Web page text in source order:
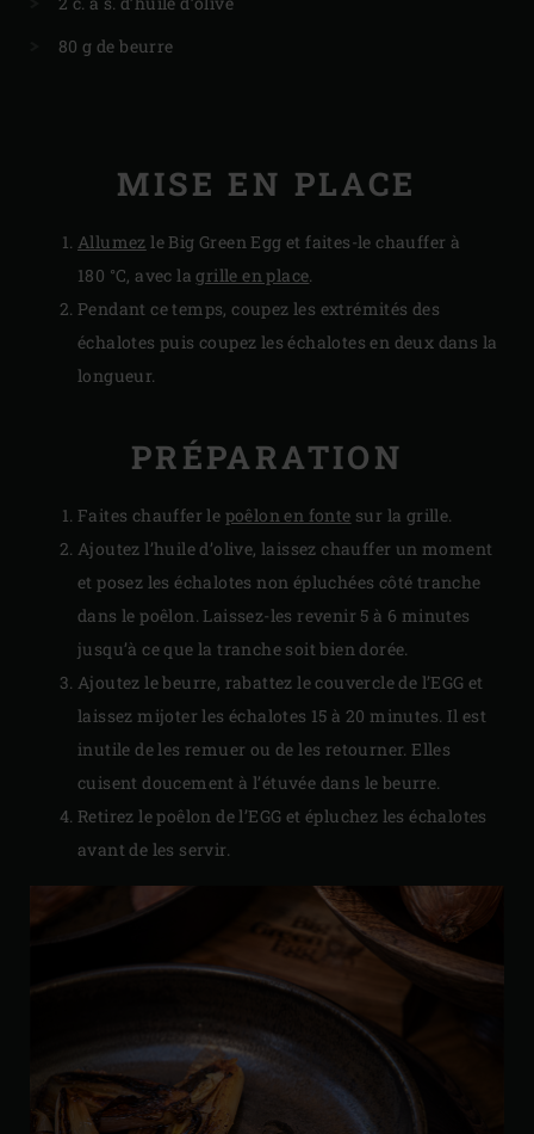
80 g de beurre
MISE EN PLACE
Allumez le Big Green Egg et faites-le chauffer à
180 °C, avec lagrille en place.
Pendant ce temps, coupez les extrémités des
échalotes puis coupez les échalotes en deux dans la
longueur.
PRÉPARATION
Faites chauffer le poêlon en fonte sur la grille.
Ajoutez l’huile d’olive, laissez chauffer un moment
et posez les échalotes non épluchées côté tranche
dans le poêlon. Laissez-les revenir 5 à 6 minutes
jusqu’à ce que la tranche soit bien dorée.
Ajoutez le beurre, rabattez le couvercle de l’EGG et
laissez mijoter les échalotes 15 à 20 minutes. Il est
inutile de les remuer ou de les retourner. Elles
cuisent doucement à l’étuvée dans le beurre.
Retirez le poêlon de l’EGG et épluchez les échalotes
avant de les servir.